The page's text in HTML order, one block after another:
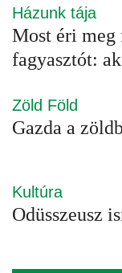
Házunk tája
Most éri
fagyasztót:
Zöld Föld
Gazda a
Kultúra
Odüsszeusz